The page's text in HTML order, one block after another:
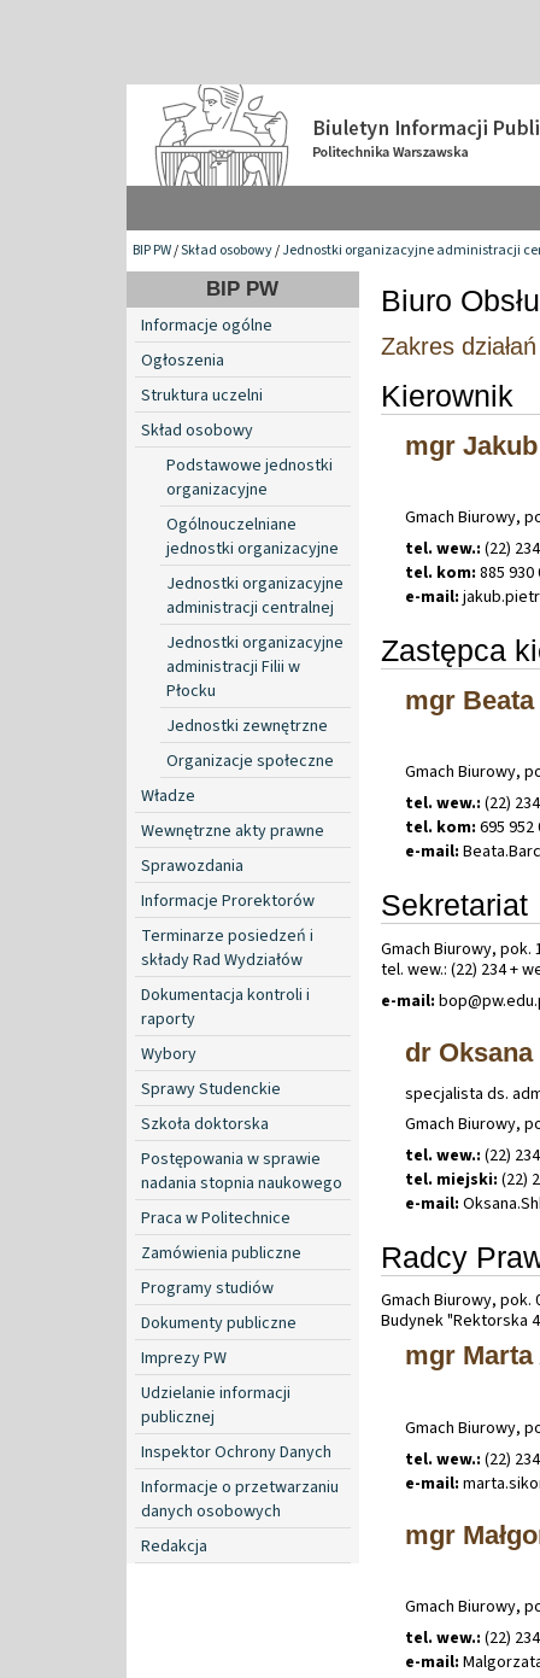
BIP PW/Skład osobowy/Jednostki organizacyjne administracji
BIP PW
Informacje ogólne
Ogłoszenia
Struktura uczelni
Skład osobowy
Podstawowe jednostki
organizacyjne
Ogólnouczelniane
jednostki organizacyjne
Jednostki organizacyjne
administracji centralnej
Jednostki organizacyjne
administracji Filii w
Płocku
Jednostki zewnętrzne
Organizacje społeczne
Władze
Wewnętrzne akty prawne
Sprawozdania
Informacje Prorektorów
Terminarze posiedzeń i
składy Rad Wydziałów
Dokumentacja kontroli i
raporty
Wybory
Sprawy Studenckie
Szkoła doktorska
Postępowania w sprawie
nadania stopnia naukowego
Praca w Politechnice
Zamówienia publiczne
Programy studiów
Dokumenty publiczne
Imprezy PW
Udzielanie informacji
publicznej
Inspektor Ochrony Danych
Informacje o przetwarzaniu
danych osobowych
Redakcja
Biuro
Zakres
Kierownik
mgr
Gmach Biurowy,
tel. wew.: (22)
tel. kom: 885 930
e-mail: jakub.
Zastępca
mgr
Gmach Biurowy,
tel. wew.: (22)
tel. kom: 695 952
e-mail: Beata.
Sekretariat
Gmach Biurowy, pok.
tel. wew.: (22) 234 +
e-mail: bop@pw.edu.
dr
specjalista ds.
Gmach Biurowy,
tel. wew.: (22)
tel. miejski: (22)
e-mail: Oksana.
Radcy
Gmach Biurowy, pok.
Budynek "Rektorska
mgr
Gmach Biurowy,
tel. wew.: (22)
e-mail: marta.
mgr
Gmach Biurowy,
tel. wew.: (22)
e-mail: